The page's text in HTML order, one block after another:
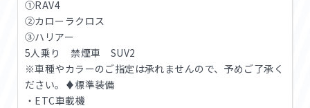
①RAV4
②カローラクロス
③ハリアー
5人乗り 禁煙車 SUV2
※車種やカラーのご指定は承れませんので、予めご了承く
ださい。♦標準装備
・ETC車載機